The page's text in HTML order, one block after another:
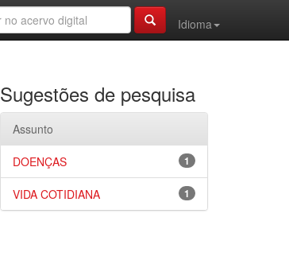
Idioma
Sugestões de pesquisa
Assunto
1
DOENÇAS
1
VIDA COTIDIANA